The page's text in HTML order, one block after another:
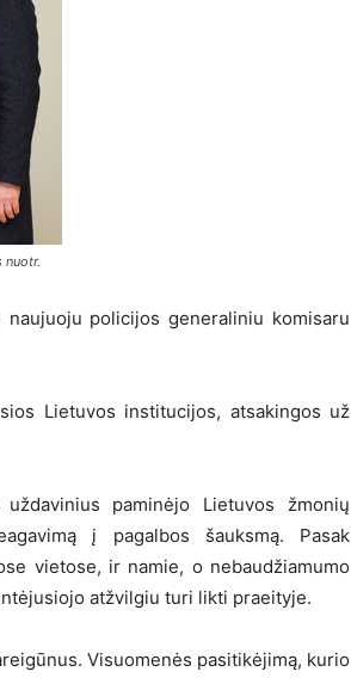
nuotr.
policijos generaliniu komisaru
Lietuvos institucijos, atsakingos už
paminėjo Lietuvos žmonių
į pagalbos šauksmą. Pasak
vietose, ir namie, o nebaudžiamumo
atžvilgiu turi likti praeityje.
Visuomenės pasitikėjimą, kurio